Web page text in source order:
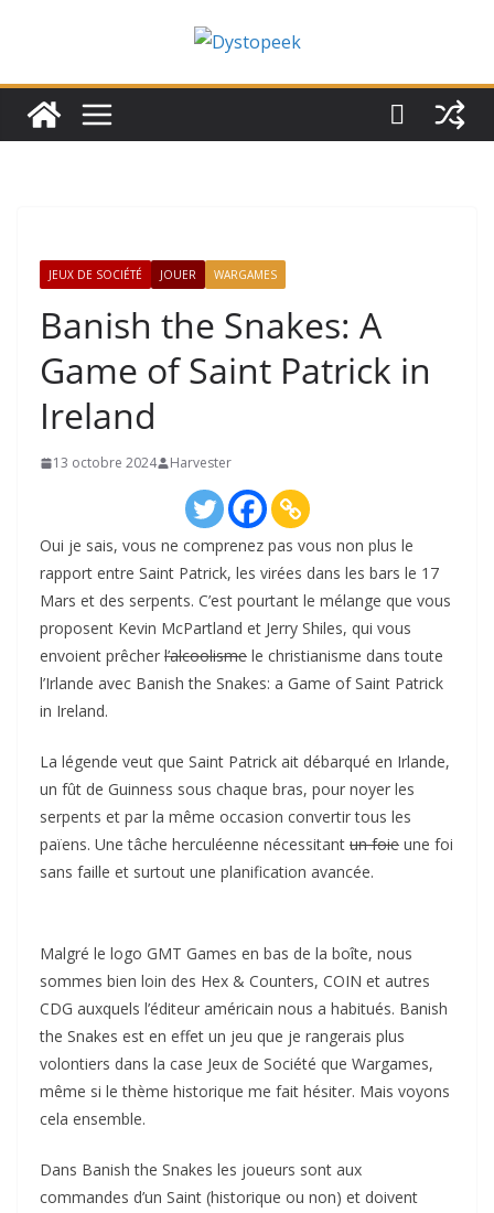
JEUX DE SOCIÉTÉ JOUER WARGAMES
Banish the Snakes: A
Game of Saint Patrick in
Ireland
13 octobre 2024 Harvester
Oui je sais, vous ne comprenez pas vous non plus le
rapport entre Saint Patrick, les virées dans les bars le 17
Mars et des serpents. C’est pourtant le mélange que vous
proposent Kevin McPartland et Jerry Shiles, qui vous
envoient prêcher l’alcoolisme le christianisme dans toute
l’Irlande avec Banish the Snakes: a Game of Saint Patrick
in Ireland.
La légende veut que Saint Patrick ait débarqué en Irlande,
un fût de Guinness sous chaque bras, pour noyer les
serpents et par la même occasion convertir tous les
païens. Une tâche herculéenne nécessitant un foie une foi
sans faille et surtout une planification avancée.
Malgré le logo GMT Games en bas de la boîte, nous
sommes bien loin des Hex & Counters, COIN et autres
CDG auxquels l’éditeur américain nous a habitués. Banish
the Snakes est en effet un jeu que je rangerais plus
volontiers dans la case Jeux de Société que Wargames,
même si le thème historique me fait hésiter. Mais voyons
cela ensemble.
Dans Banish the Snakes les joueurs sont aux
commandes d’un Saint (historique ou non) et doivent